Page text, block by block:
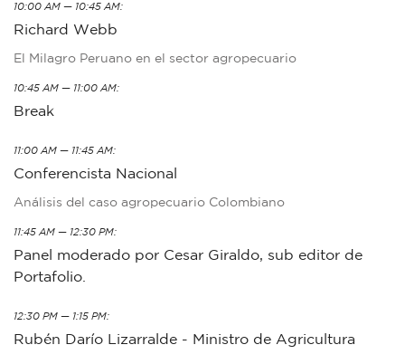
10:00 AM — 10:45 AM:
Richard Webb
El Milagro Peruano en el sector agropecuario
10:45 AM — 11:00 AM:
Break
11:00 AM — 11:45 AM:
Conferencista Nacional
Análisis del caso agropecuario Colombiano
11:45 AM — 12:30 PM:
Panel moderado por Cesar Giraldo, sub editor de
Portafolio.
12:30 PM — 1:15 PM:
Rubén Darío Lizarralde - Ministro de Agricultura